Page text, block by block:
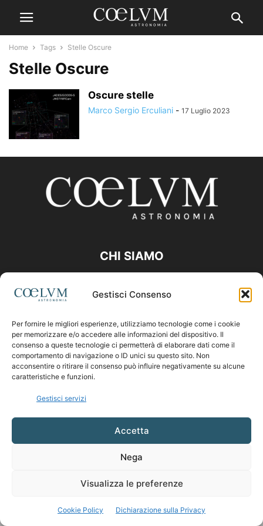
Gestisci Consenso
Per fornire le migliori esperienze, utilizziamo tecnologie come i cookie
per memorizzare e/o accedere alle informazioni del dispositivo. Il
consenso a queste tecnologie ci permetterà di elaborare dati come il
comportamento di navigazione o ID unici su questo sito. Non
acconsentire o ritirare il consenso può influire negativamente su alcune
caratteristiche e funzioni.
Gestisci servizi
Accetta
Nega
Visualizza le preferenze
Cookie Policy Dichiarazione sulla Privacy
Home Tags Stelle Oscure
Stelle Oscure
Oscure stelle
Marco Sergio Erculiani - 17 Luglio 2023
CHI SIAMO
Contattaci:coelumastro@coelum.com
SEGUICI